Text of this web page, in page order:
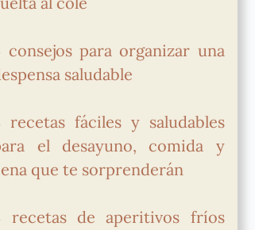
consejos para organizar una
saludable
recetas fáciles y saludables
el desayuno, comida y
que te sorprenderán
recetas de aperitivos fríos